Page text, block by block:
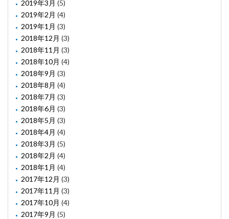
2019年3月 (5)
2019年2月 (4)
2019年1月 (3)
2018年12月 (3)
2018年11月 (3)
2018年10月 (4)
2018年9月 (3)
2018年8月 (4)
2018年7月 (3)
2018年6月 (3)
2018年5月 (3)
2018年4月 (4)
2018年3月 (5)
2018年2月 (4)
2018年1月 (4)
2017年12月 (3)
2017年11月 (3)
2017年10月 (4)
2017年9月 (5)